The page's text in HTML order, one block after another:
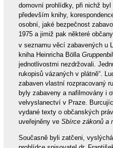
domovní prohlídky, při nichž byl
především knihy,
osobní, jaké bezpečnost
1975 a jimiž pak některé
v seznamu věcí zabavených u
kniha Heinricha Bölla
jednotlivostmi nezdržovali.
rukopisů vázaných v plátně“.
zabaven vlastní rozpracovaný
byly zabaveny a nafilmovány i
velvyslanectví v Praze.
vydané texty o občanských
uveřejněny ve Sbírce zákonů a
Současně byli zatčeni,